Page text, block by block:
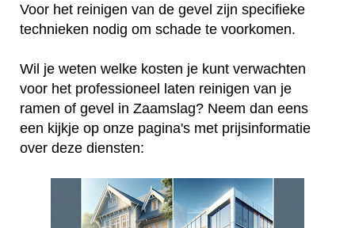
Voor het reinigen van de gevel zijn specifieke
technieken nodig om schade te voorkomen.
Wil je weten welke kosten je kunt verwachten
voor het professioneel laten reinigen van je
ramen of gevel in Zaamslag? Neem dan eens
een kijkje op onze pagina's met prijsinformatie
over deze diensten: